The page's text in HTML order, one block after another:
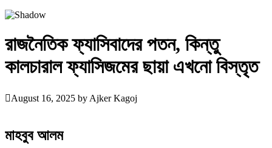
রাজনৈতিক ফ্যাসিবাদের পতন, কিন্তু
কালচারাল ফ্যাসিজমের ছায়া এখনো বিস্তৃত
August 16, 2025 by Ajker Kagoj
মাহবুব আলম